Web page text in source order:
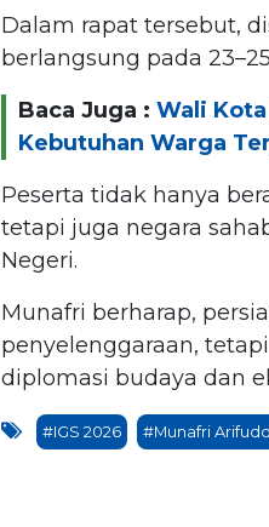
Dalam rapat tersebut,
berlangsung pada
Baca Juga : Wali
Kebutuhan Warga
Peserta tidak hanya
tetapi juga negara
Negeri.
Munafri berharap,
penyelenggaraan,
diplomasi budaya dan
#IGS 2026 #Munafri